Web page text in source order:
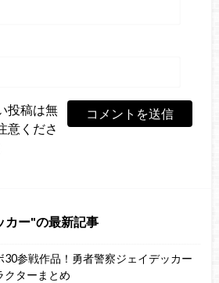
投稿は無
意くださ
カー の最新記事
30参戦作品！勇者警察ジェイデッカー
クターまとめ